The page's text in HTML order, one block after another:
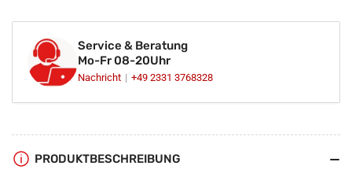
Chrom
glänzend
eckig
30°
schwenkbar
Lochmaß
68mm
-
Chrom
glänzend
eckig
30°
Lochmaß
68mm
-
Service & Beratung
Mo-Fr 08-20Uhr
Nachricht +49 2331 3768328
PRODUKTBESCHREIBUNG